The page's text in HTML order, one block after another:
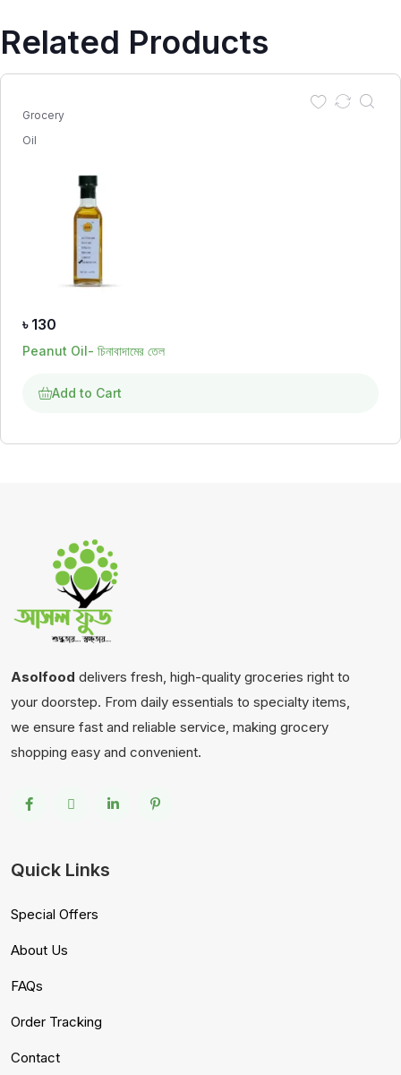
Related Products
Grocery
Oil
৳ 130
Peanut Oil- চিনাবাদামের তেল
Add to Cart
Asolfood delivers fresh, high-quality groceries right to
your doorstep. From daily essentials to specialty items,
we ensure fast and reliable service, making grocery
shopping easy and convenient.
Quick Links
Special Offers
About Us
FAQs
Order Tracking
Contact